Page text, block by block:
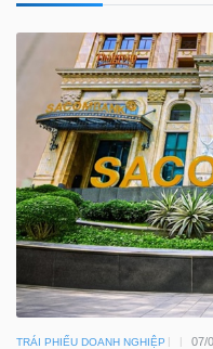
TRÁI PHIẾU DOANH NGHIỆP 07/